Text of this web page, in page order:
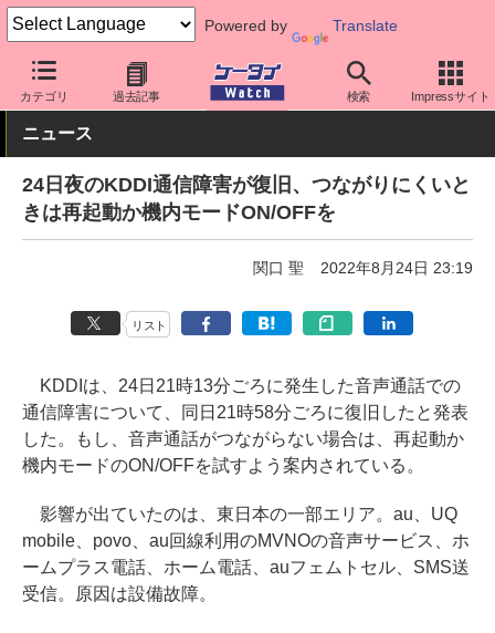
Powered by Translate
カテゴリ 過去記事 検索 Impressサイト
ケータイ Watch キャリア au 通信障害
ニュース
24日夜のKDDI通信障害が復旧、つながりにくいと
きは再起動か機内モードON/OFFを
関口 聖 2022年8月24日 23:19
リスト
KDDIは、24日21時13分ごろに発生した音声通話での
通信障害について、同日21時58分ごろに復旧したと発表
した。もし、音声通話がつながらない場合は、再起動か
機内モードのON/OFFを試すよう案内されている。
影響が出ていたのは、東日本の一部エリア。au、UQ
mobile、povo、au回線利用のMVNOの音声サービス、ホ
ームプラス電話、ホーム電話、auフェムトセル、SMS送
受信。原因は設備故障。